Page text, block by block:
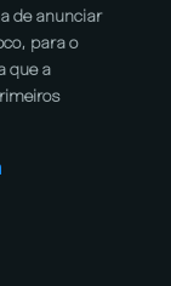
de anunciar
para o
que a